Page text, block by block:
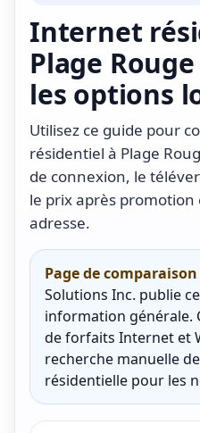
Internet
Plage
les options
Utilisez ce guide pour
résidentiel à Plage
de connexion, le
le prix après
adresse.
Page de
Solutions Inc. publie
information générale.
de forfaits Internet et
recherche manuelle
résidentielle pour les